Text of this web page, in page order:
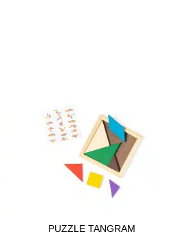
PUZZLE TANGRAM